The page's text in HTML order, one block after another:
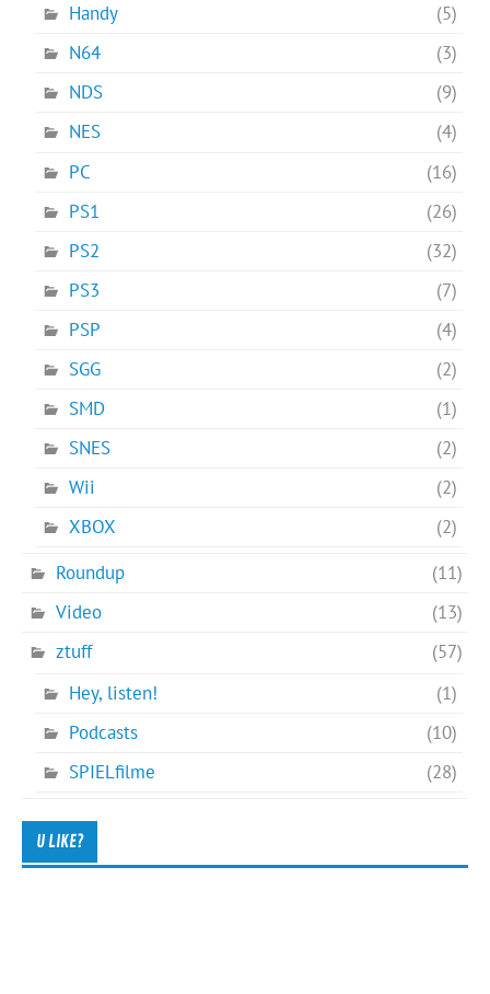
Handy
(5)
N64
(3)
NDS
(9)
NES
(4)
PC
(16)
PS1
(26)
PS2
(32)
PS3
(7)
PSP
(4)
SGG
(2)
SMD
(1)
SNES
(2)
Wii
(2)
XBOX
(2)
Roundup
(11)
Video
(13)
ztuff
(57)
Hey, listen!
(1)
Podcasts
(10)
SPIELfilme
(28)
U LIKE?